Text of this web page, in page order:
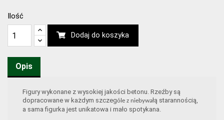
Ilość
Dodaj do koszyka
Opis
Figury wykonane z wysokiej jakości betonu. Rzeźby są
dopracowane w każdym szczególe z niebywałą starannością,
a sama figurka jest unikatowa i mało spotykana.